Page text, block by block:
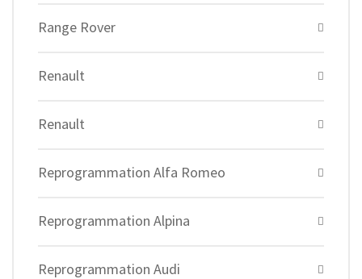
Range Rover
Renault
Renault
Reprogrammation Alfa Romeo
Reprogrammation Alpina
Reprogrammation Audi